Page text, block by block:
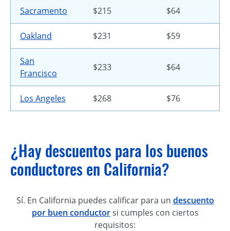
Sacramento $215 $64
Oakland $231 $59
San
Francisco
$233 $64
Los Angeles $268 $76
¿Hay descuentos para los buenos
conductores en California?
Sí. En California puedes calificar para un descuento
por buen conductorsi cumples con ciertos
requisitos: